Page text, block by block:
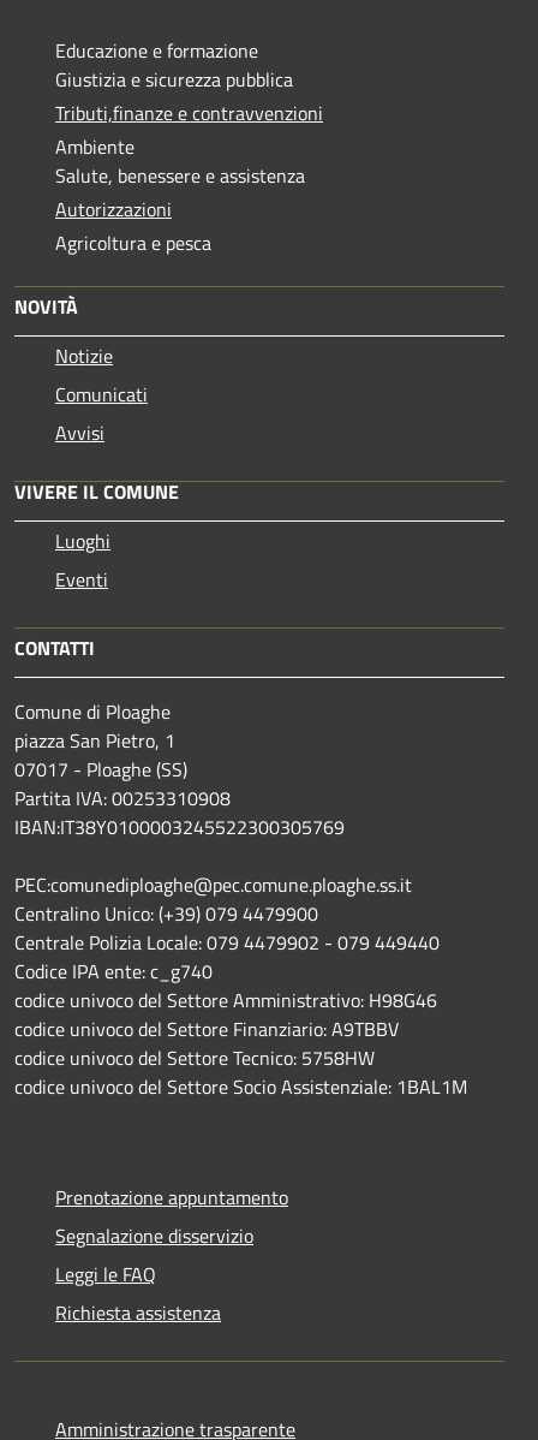
Educazione e formazione
Giustizia e sicurezza pubblica
Tributi,finanze e contravvenzioni
Ambiente
Salute, benessere e assistenza
Autorizzazioni
Agricoltura e pesca
NOVITÀ
Notizie
Comunicati
Avvisi
VIVERE IL COMUNE
Luoghi
Eventi
CONTATTI
Comune di Ploaghe
piazza San Pietro, 1
07017 - Ploaghe (SS)
Partita IVA: 00253310908
IBAN:IT38Y0100003245522300305769
PEC:comunediploaghe@pec.comune.ploaghe.ss.it
Centralino Unico: (+39) 079 4479900
Centrale Polizia Locale: 079 4479902 - 079 449440
Codice IPA ente: c_g740
codice univoco del Settore Amministrativo: H98G46
codice univoco del Settore Finanziario: A9TBBV
codice univoco del Settore Tecnico: 5758HW
codice univoco del Settore Socio Assistenziale: 1BAL1M
Prenotazione appuntamento
Segnalazione disservizio
Leggi le FAQ
Richiesta assistenza
Amministrazione trasparente